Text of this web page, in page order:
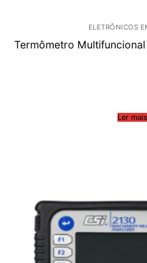
ELETRÔNICOS
Termômetro
Ler mais